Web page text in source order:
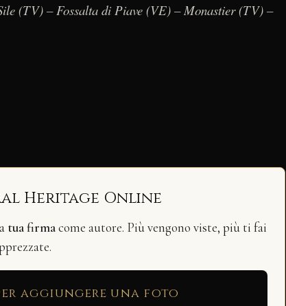
(TV) – Fossalta di Piave (VE) – Monastier (TV) –
Heritage Online
tua firmacome autore. Più vengono viste, più ti fai
aggiungere una foto